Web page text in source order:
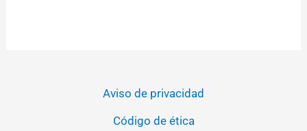
Aviso de privacidad
Código de ética